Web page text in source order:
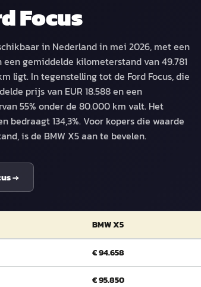
Focus
in Nederland in mei 2026, met een
gemiddelde kilometerstand van 49.781
ligt. In tegenstelling tot de Ford Focus, die
prijs van EUR 18.588 en een
55% onder de 80.000 km valt. Het
bedraagt 134,3%. Voor kopers die waarde
is de BMW X5 aan te bevelen.
→
BMW X5
€ 94.658
€ 95.850